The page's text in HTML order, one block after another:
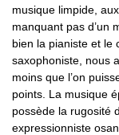
musique limpide,
manquant pas d’un
bien la pianiste et le
saxophoniste, nous
moins que l’on
points. La musique
possède la rugosité
expressionniste